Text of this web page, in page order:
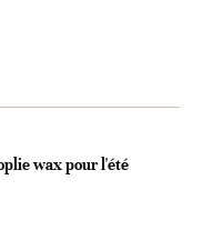
wax pour l'été